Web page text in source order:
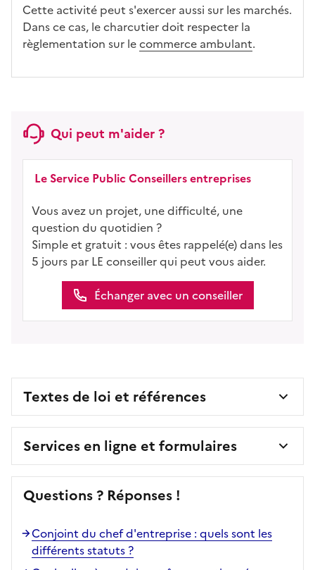
Cette activité peut s'exercer aussi sur les marchés.
Dans ce cas, le charcutier doit respecter la
règlementation sur lecommerce ambulant.
Qui peut m'aider ?
Le Service Public Conseillers entreprises
Vous avez un projet, une difficulté, une
question du quotidien ?
Simple et gratuit : vous êtes rappelé(e) dans les
5 jours par LE conseiller qui peut vous aider.
Échanger avec un conseiller
Textes de loi et références
Services en ligne et formulaires
Questions ? Réponses !
Conjoint du chef d'entreprise : quels sont les
différents statuts ?